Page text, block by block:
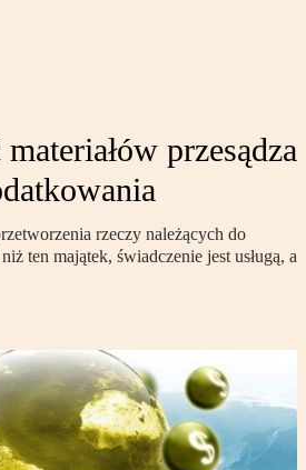
przesądza
rzeczy należących do
ten majątek, świadczenie jest usługą, a